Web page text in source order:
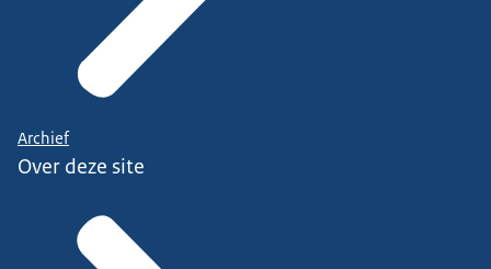
Archief
Over deze site